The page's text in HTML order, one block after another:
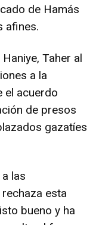
de Hamás
afines.
Taher al
a la
el acuerdo
de presos
gazatíes
las
esta
bueno y ha